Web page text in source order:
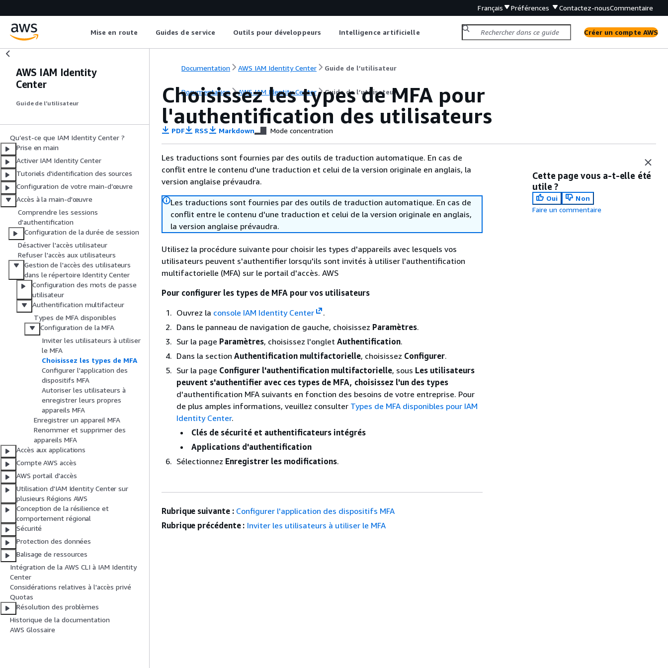
Français Préférences Contactez-nousCommentaire
Mise en route Guides de service Outils pour développeurs Intelligence artificielle Créer un compte AWS
AWS IAM Identity
Center
Guide de l’utilisateur
Qu’est-ce que IAM Identity Center ?
Prise en main
Activer IAM Identity Center
Tutoriels d'identification des sources
Configuration de votre main-d’œuvre
Accès à la main-d'œuvre
Comprendre les sessions
d'authentification
Configuration de la durée de session
Désactiver l'accès utilisateur
Refuser l'accès aux utilisateurs
Gestion de l'accès des utilisateurs
dans le répertoire Identity Center
Configuration des mots de passe
utilisateur
Authentification multifacteur
Types de MFA disponibles
Configuration de la MFA
Inviter les utilisateurs à utiliser
le MFA
Choisissez les types de MFA
Configurer l'application des
dispositifs MFA
Autoriser les utilisateurs à
enregistrer leurs propres
appareils MFA
Enregistrer un appareil MFA
Renommer et supprimer des
appareils MFA
Accès aux applications
Compte AWS accès
AWS portail d'accès
Utilisation d'IAM Identity Center sur
plusieurs Régions AWS
Conception de la résilience et
comportement régional
Sécurité
Protection des données
Balisage de ressources
Intégration de la AWS CLI à IAM Identity
Center
Considérations relatives à l'accès privé
Quotas
Résolution des problèmes
Historique de la documentation
AWS Glossaire
Documentation AWS IAM Identity Center Guide de l’utilisateur
Documentation AWS IAM Identity Center Guide de l’utilisateur
Choisissez les types de MFA pour
l'authentification des utilisateurs
PDF RSS Markdown Mode concentration
Les traductions sont fournies par des outils de traduction automatique. En cas de
conflit entre le contenu d'une traduction et celui de la version originale en anglais, la
version anglaise prévaudra.
Les traductions sont fournies par des outils de traduction automatique. En cas de
conflit entre le contenu d'une traduction et celui de la version originale en anglais,
la version anglaise prévaudra.
Utilisez la procédure suivante pour choisir les types d'appareils avec lesquels vos
utilisateurs peuvent s'authentifier lorsqu'ils sont invités à utiliser l'authentification
multifactorielle (MFA) sur le portail d'accès. AWS
Pour configurer les types de MFA pour vos utilisateurs
Ouvrez la console IAM Identity Center
.
Dans le panneau de navigation de gauche, choisissez Paramètres.
Sur la page Paramètres, choisissez l'onglet Authentification.
Dans la section Authentification multifactorielle, choisissez Configurer.
Sur la page Configurer l'authentification multifactorielle, sous Les utilisateurs
peuvent s'authentifier avec ces types de MFA, choisissez l'un des types
d'authentification MFA suivants en fonction des besoins de votre entreprise. Pour
de plus amples informations, veuillez consulter Types de MFA disponibles pour IAM
Identity Center.
Clés de sécurité et authentificateurs intégrés
Applications d'authentification
Sélectionnez Enregistrer les modifications.
Cette page vous a-t-elle été
utile ?
Oui
Non
Faire un commentaire
Rubrique suivante : Configurer l'application des dispositifs MFA
Rubrique précédente : Inviter les utilisateurs à utiliser le MFA